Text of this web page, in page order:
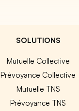
SOLUTIONS
Mutuelle Collective
Prévoyance Collective
Mutuelle TNS
Prévoyance TNS